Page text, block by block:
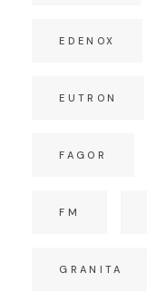
EDENOX
EUTRON
FAGOR
FM
GRANITA